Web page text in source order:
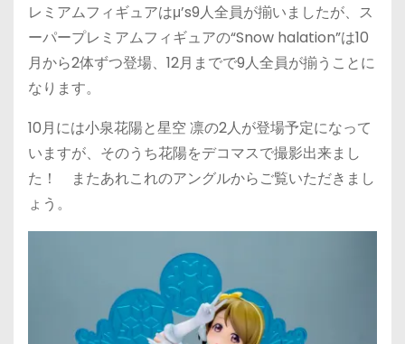
レミアムフィギュアはμ’s9人全員が揃いましたが、ス
ーパープレミアムフィギュアの“Snow halation”は10
月から2体ずつ登場、12月までで9人全員が揃うことに
なります。
10月には小泉花陽と星空 凛の2人が登場予定になって
いますが、そのうち花陽をデコマスで撮影出来まし
た！ またあれこれのアングルからご覧いただきまし
ょう。